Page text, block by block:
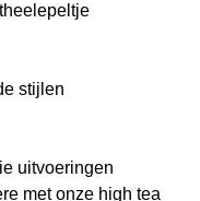
stijlen
uitvoeringen
met onze high tea